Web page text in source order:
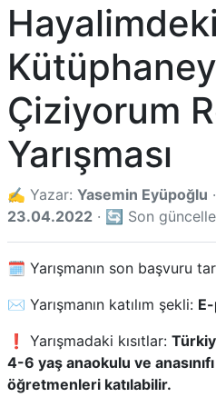
Hayalimdeki
Çiziyorum
Yarışması
✍️ Yazar: Yasemin Eyüpoğlu
23.04.2022 · 🔄 Son
🗓️ Yarışmanın son başvuru
✉️ Yarışmanın katılım şekli:
❗ Yarışmadaki kısıtlar:
4-6 yaş anaokulu ve
öğretmenleri katılabilir.